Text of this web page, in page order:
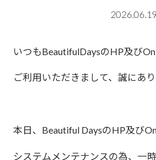
2026.06.19
いつもBeautifulDaysのHP及び
ご利用いただきまして、誠にあ
本日、Beautiful DaysのHP及び
システムメンテナンスの為、一